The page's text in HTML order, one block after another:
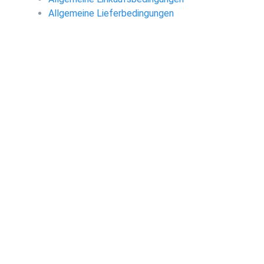
Allgemeine Lieferbedingungen